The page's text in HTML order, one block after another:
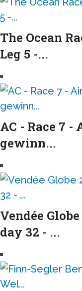
The Ocean
Leg 5 -...
AC - Race 7 -
gewinn...
Vendée
day 32 - ...